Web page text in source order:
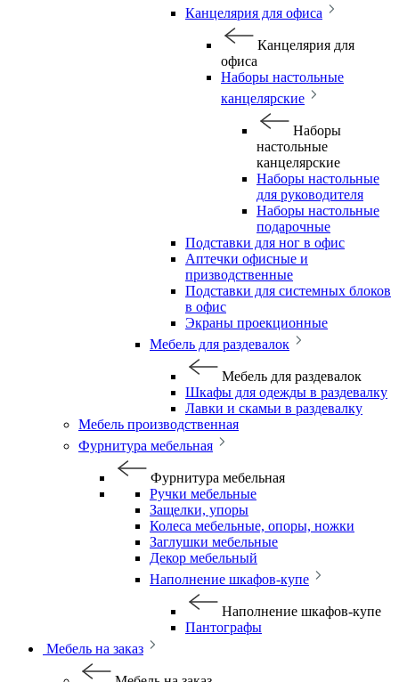
Канцелярия для офиса
Канцелярия для
офиса
Наборы настольные
канцелярские
Наборы
настольные
канцелярские
Наборы настольные
для руководителя
Наборы настольные
подарочные
Подставки для ног в офис
Аптечки офисные и
призводственные
Подставки для системных блоков
в офис
Экраны проекционные
Мебель для раздевалок
Мебель для раздевалок
Шкафы для одежды в раздевалку
Лавки и скамьи в раздевалку
Мебель производственная
Фурнитура мебельная
Фурнитура мебельная
Ручки мебельные
Защелки, упоры
Колеса мебельные, опоры, ножки
Заглушки мебельные
Декор мебельный
Наполнение шкафов-купе
Наполнение шкафов-купе
Пантографы
Мебель на заказ